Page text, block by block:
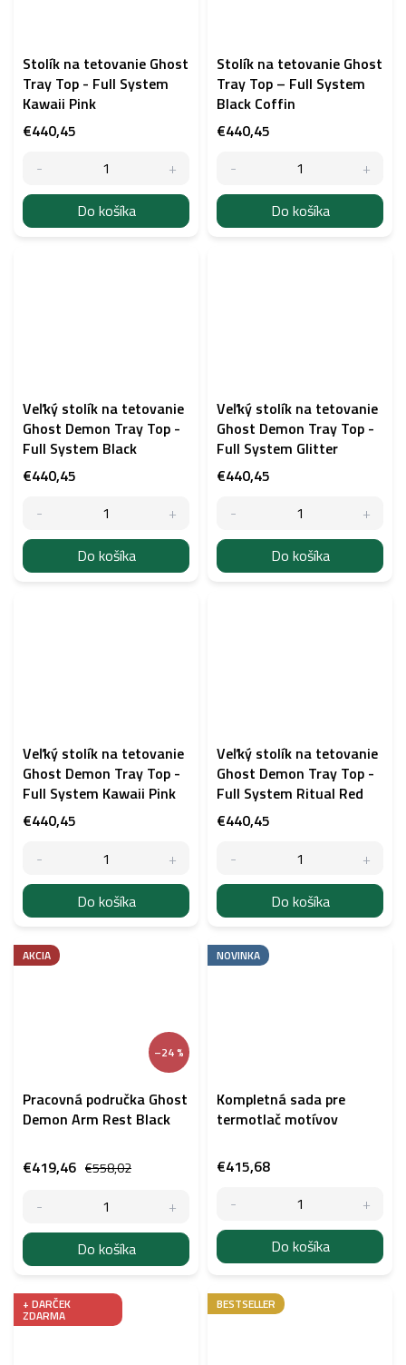
Stolík na tetovanie Ghost
Tray Top - Full System
Kawaii Pink
€440,45
Do košíka
Stolík na tetovanie Ghost
Tray Top – Full System
Black Coffin
€440,45
Do košíka
Veľký stolík na tetovanie
Ghost Demon Tray Top -
Full System Black
€440,45
Do košíka
Veľký stolík na tetovanie
Ghost Demon Tray Top -
Full System Glitter
€440,45
Do košíka
Veľký stolík na tetovanie
Ghost Demon Tray Top -
Full System Kawaii Pink
€440,45
Do košíka
Veľký stolík na tetovanie
Ghost Demon Tray Top -
Full System Ritual Red
€440,45
Do košíka
AKCIA
–24 %
Pracovná područka Ghost
Demon Arm Rest Black
€558,02
€419,46
Do košíka
NOVINKA
Kompletná sada pre
termotlač motívov
€415,68
Do košíka
+ DARČEK
ZDARMA
BESTSELLER